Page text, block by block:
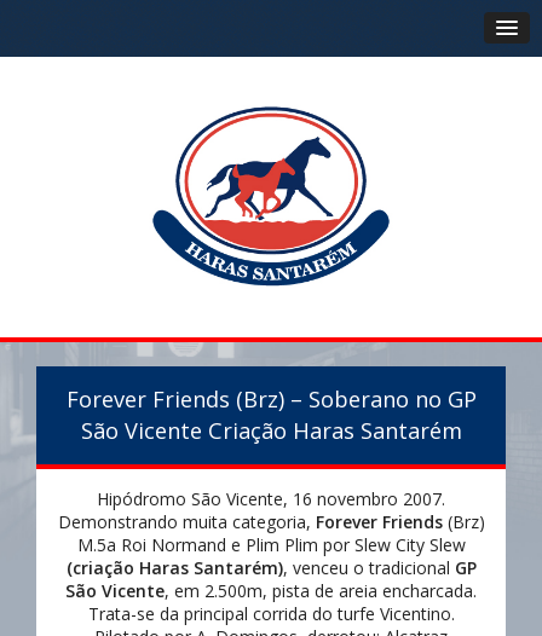
Forever Friends (Brz) – Soberano no GP
São Vicente Criação Haras Santarém
Hipódromo São Vicente, 16 novembro 2007.
Demonstrando muita categoria, Forever Friends(Brz)
M.5a Roi Normand e Plim Plim por Slew City Slew
(criação Haras Santarém), venceu o tradicional GP
São Vicente, em 2.500m, pista de areia encharcada.
Trata-se da principal corrida do turfe Vicentino.